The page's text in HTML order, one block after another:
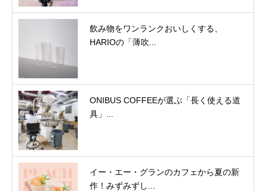
飲み物をワンランクおいしくする、
HARIOの「薄吹...
ONIBUS COFFEEが選ぶ「長く使える道
具」...
イー・エー・グランのカフェから夏の新
作！みずみずし...